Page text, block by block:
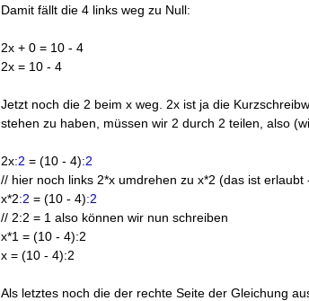
Damit fällt die 4 links weg zu Null:
2x + 0 = 10 - 4
2x = 10 - 4
Jetzt noch die 2 beim x weg. 2x ist ja die
stehen zu haben, müssen wir 2 durch 2 teilen, also
2x:2 = (10 - 4):2
// hier noch links 2*x umdrehen zu x*2 (das ist erlaubt
x*2:2 = (10 - 4):2
// 2:2 = 1 also können wir nun schreiben
x*1 = (10 - 4):2
x = (10 - 4):2
Als letztes noch die der rechte Seite der Gleichung